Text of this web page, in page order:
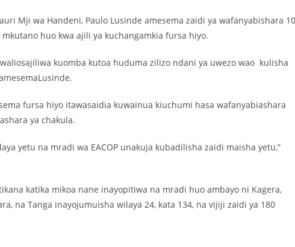
Mji wa Handeni, Paulo Lusinde amesema zaidi ya wafanyabishara
huo kwa ajili ya kuchangamkia fursa hiyo.
kuomba kutoa huduma zilizo ndani ya uwezo wao kulisha
fursa hiyo itawasaidia kuwainua kiuchumi hasa wafanyabiashara
ya chakula.
yetu na mradi wa EACOP unakuja kubadilisha zaidi maisha yetu,”
katika mikoa nane inayopitiwa na mradi huo ambayo ni Kagera,
na Tanga inayojumuisha wilaya 24, kata 134, na vijiji zaidi ya 180